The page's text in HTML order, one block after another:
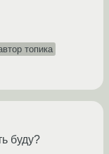
топика
буду?